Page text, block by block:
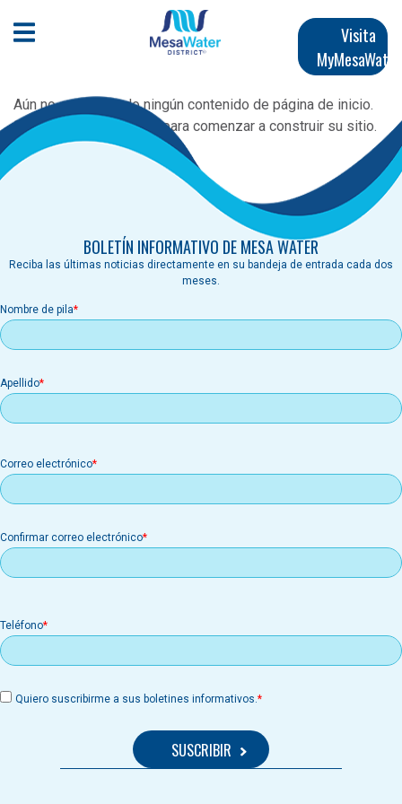
Navegación
Abrir menú móvil
Visita
MyMesaWater
Aún no se ha creado ningún contenido de página de inicio.
Siga la
Guía del usuario
para comenzar a construir su sitio.
Suscríbete a
BOLETÍN INFORMATIVO DE MESA WATER
Reciba las últimas noticias directamente en su bandeja de entrada cada dos
meses.
Nombre de pila
Apellido
Correo
electrónico
Correo electrónico
Confirmar correo electrónico
Teléfono
Quiero suscribirme a sus boletines informativos.